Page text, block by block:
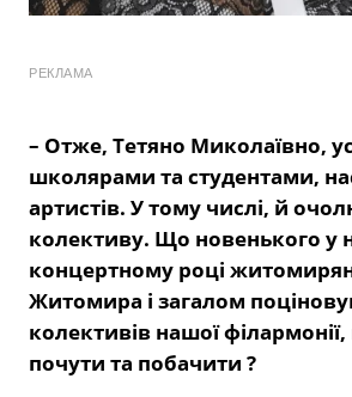
РЕКЛАМА
– Отже, Тетяно Миколаївно,
школярами та студентами,
артистів. У тому числі, й
колективу. Що новенького у
концертному році
Житомира і загалом
колективів нашої
почути та побачити ?